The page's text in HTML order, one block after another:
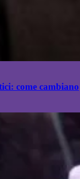
come cambiano